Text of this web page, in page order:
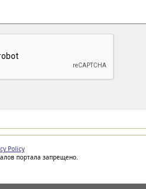
Policy
портала запрещено.